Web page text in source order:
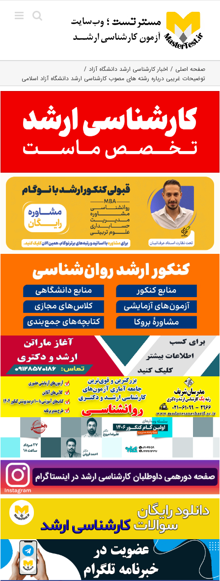
content
صفحه اصلی
اخبار کارشناسی ارشد دانشگاه آزاد
توضیحات غریبی درباره رشته های مصوب کارشناسی ارشد دانشگاه آزاد اسلامی